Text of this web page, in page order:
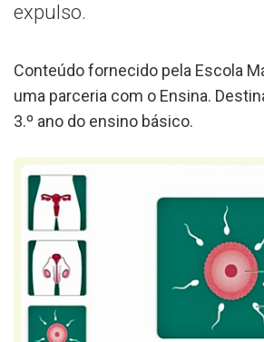
expulso.
Conteúdo fornecido pela Escola
uma parceria com o Ensina.
3.º ano do ensino básico.